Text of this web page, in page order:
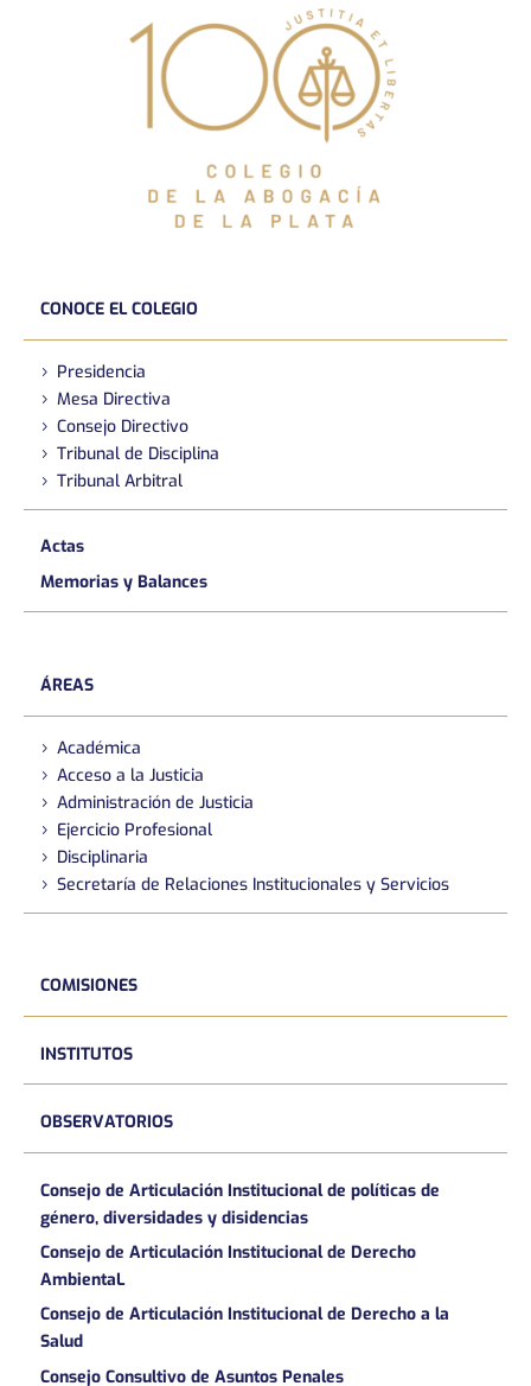
CONOCE EL COLEGIO
Presidencia
Mesa Directiva
Consejo Directivo
Tribunal de Disciplina
Tribunal Arbitral
Actas
Memorias y Balances
ÁREAS
Académica
Acceso a la Justicia
Administración de Justicia
Ejercicio Profesional
Disciplinaria
Secretaría de Relaciones Institucionales y Servicios
COMISIONES
INSTITUTOS
OBSERVATORIOS
Consejo de Articulación Institucional de políticas de
género, diversidades y disidencias
Consejo de Articulación Institucional de Derecho
AmbientaL
Consejo de Articulación Institucional de Derecho a la
Salud
Consejo Consultivo de Asuntos Penales